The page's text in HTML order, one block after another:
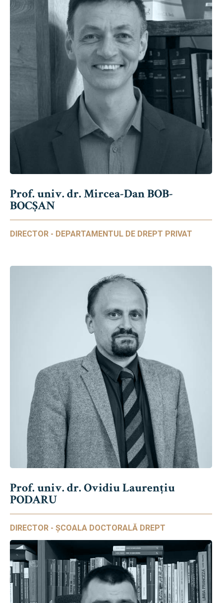
Prof. univ. dr. Mircea-Dan BOB-
BOCȘAN
DIRECTOR - DEPARTAMENTUL DE DREPT PRIVAT
Prof. univ. dr. Ovidiu Laurențiu
PODARU
DIRECTOR - ȘCOALA DOCTORALĂ DREPT